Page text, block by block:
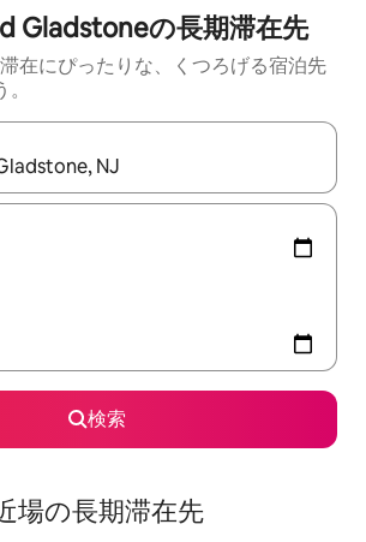
Gladstoneの長期滞在先
在にぴったりな、くつろげる宿泊先
れたら、上下の矢印キーを使って移動するか
検索
場の長期滞在先